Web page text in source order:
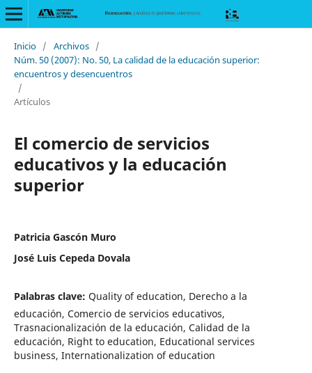
Inicio / Archivos /
Núm. 50 (2007): No. 50, La calidad de la educación superior:
encuentros y desencuentros
/
Artículos
El comercio de servicios
educativos y la educación
superior
Patricia Gascón Muro
José Luis Cepeda Dovala
Palabras clave: Quality of education, Derecho a la
educación, Comercio de servicios educativos,
Trasnacionalización de la educación, Calidad de la
educación, Right to education, Educational services
business, Internationalization of education